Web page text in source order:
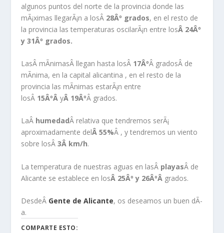
algunos puntos del norte de la provincia donde las
mÃ¡ximas llegarÃ¡n a losÂ 28Âº grados, en el resto de
la provincia las temperaturas oscilarÃ¡n entre losÂ 24Âº
y 31Âº grados.
LasÂ mÃ­nimasÂ llegan hasta losÂ 17ÂºÂ gradosÂ de
mÃ­nima, en la capital alicantina , en el resto de la
provincia las mÃ­nimas estarÃ¡n entre
losÂ 15ÂºÂyÂ 19ÂºÂ grados.
LaÂ humedadÂ relativa que tendremos serÃ¡
aproximadamente delÂ55%Â , y tendremos un viento
sobre losÂ3Â km/h.
La temperatura de nuestras aguas en lasÂ playasÂ de
Alicante se establece en losÂ 25Âº y 26ÂºÂ grados.
DesdeÂ Gente de Alicante, os deseamos un buen dÃ­
a.
COMPARTE ESTO: